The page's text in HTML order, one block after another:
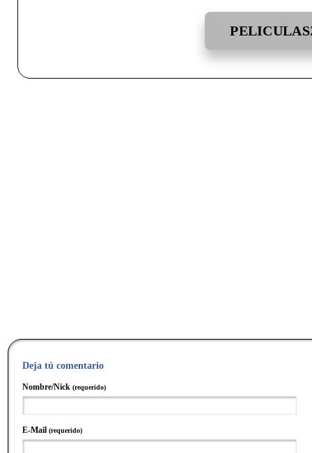
Deja tú comentario
Nombre/Nick (requerido)
E-Mail (requerido)